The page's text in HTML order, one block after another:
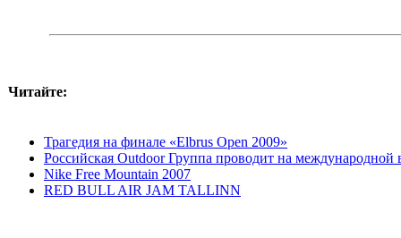
Читайте:
Трагедия на финале «Elbrus Open 2009»
Российская Outdoor Группа проводит на международной
Nike Free Mountain 2007
RED BULL AIR JAM TALLINN